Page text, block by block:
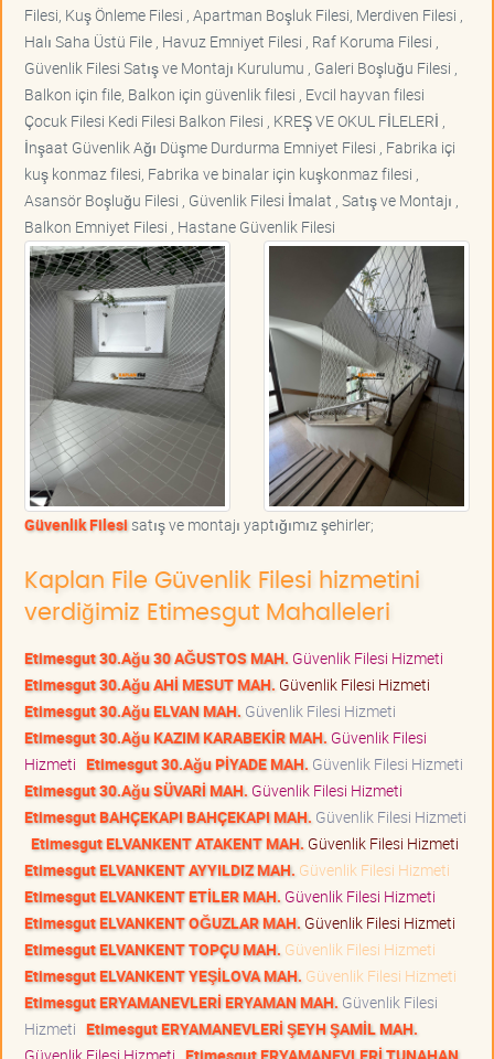
Filesi, Kuş Önleme Filesi , Apartman Boşluk Filesi, Merdiven Filesi ,
Halı Saha Üstü File , Havuz Emniyet Filesi , Raf Koruma Filesi ,
Güvenlik Filesi Satış ve Montajı Kurulumu , Galeri Boşluğu Filesi ,
Balkon için file, Balkon için güvenlik filesi , Evcil hayvan filesi
Çocuk Filesi Kedi Filesi Balkon Filesi , KREŞ VE OKUL FİLELERİ ,
İnşaat Güvenlik Ağı Düşme Durdurma Emniyet Filesi , Fabrika içi
kuş konmaz filesi, Fabrika ve binalar için kuşkonmaz filesi ,
Asansör Boşluğu Filesi , Güvenlik Filesi İmalat , Satış ve Montajı ,
Balkon Emniyet Filesi , Hastane Güvenlik Filesi
Güvenlik Filesisatış ve montajı yaptığımız şehirler;
Kaplan File Güvenlik Filesi hizmetini
verdiğimiz Etimesgut Mahalleleri
Etimesgut 30.Ağu 30 AĞUSTOS MAH. Güvenlik Filesi Hizmeti
Etimesgut 30.Ağu AHİ MESUT MAH. Güvenlik Filesi Hizmeti
Etimesgut 30.Ağu ELVAN MAH. Güvenlik Filesi Hizmeti
Etimesgut 30.Ağu KAZIM KARABEKİR MAH. Güvenlik Filesi
Hizmeti Etimesgut 30.Ağu PİYADE MAH. Güvenlik Filesi Hizmeti
Etimesgut 30.Ağu SÜVARİ MAH. Güvenlik Filesi Hizmeti
Etimesgut BAHÇEKAPI BAHÇEKAPI MAH. Güvenlik Filesi Hizmeti
Etimesgut ELVANKENT ATAKENT MAH. Güvenlik Filesi Hizmeti
Etimesgut ELVANKENT AYYILDIZ MAH. Güvenlik Filesi Hizmeti
Etimesgut ELVANKENT ETİLER MAH. Güvenlik Filesi Hizmeti
Etimesgut ELVANKENT OĞUZLAR MAH. Güvenlik Filesi Hizmeti
Etimesgut ELVANKENT TOPÇU MAH. Güvenlik Filesi Hizmeti
Etimesgut ELVANKENT YEŞİLOVA MAH. Güvenlik Filesi Hizmeti
Etimesgut ERYAMANEVLERİ ERYAMAN MAH. Güvenlik Filesi
Hizmeti Etimesgut ERYAMANEVLERİ ŞEYH ŞAMİL MAH.